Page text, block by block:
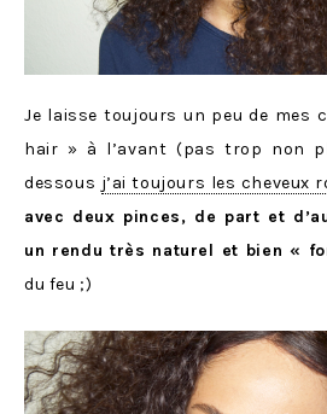
Je laisse toujours un peu de mes
hair » à l’avant (pas trop non
dessous j’ai toujours les cheveux
avec deux pinces, de part et
un rendu très naturel et bien «
du feu ;)